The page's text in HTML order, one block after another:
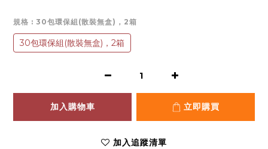
規格 : 30包環保組(散裝無盒)，2箱
30包環保組(散裝無盒)，2箱
加入購物車 立即購買
加入追蹤清單